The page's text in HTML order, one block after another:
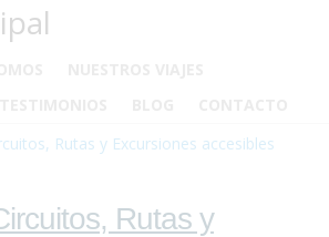
Rutas y Excursiones accesibles
Rutas y